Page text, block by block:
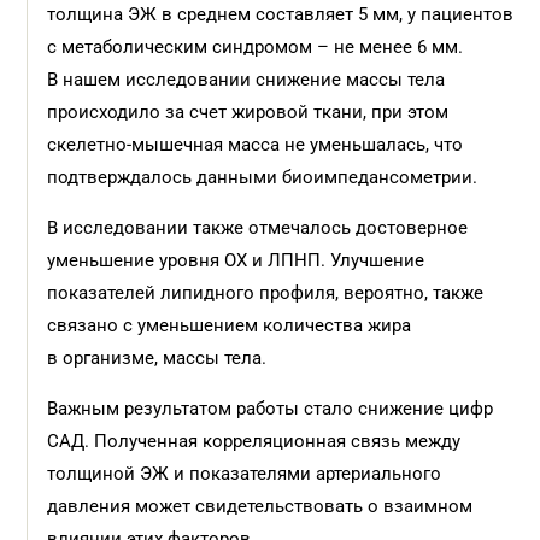
толщина ЭЖ в среднем составляет 5 мм, у пациентов
с метаболическим синдромом – не менее 6 мм.
В нашем исследовании снижение массы тела
происходило за счет жировой ткани, при этом
скелетно-мышечная масса не уменьшалась, что
подтверждалось данными биоимпедансометрии.
В исследовании также отмечалось достоверное
уменьшение уровня ОХ и ЛПНП. Улучшение
показателей липидного профиля, вероятно, также
связано с уменьшением количества жира
в организме, массы тела.
Важным результатом работы стало снижение цифр
САД. Полученная корреляционная связь между
толщиной ЭЖ и показателями артериального
давления может свидетельствовать о взаимном